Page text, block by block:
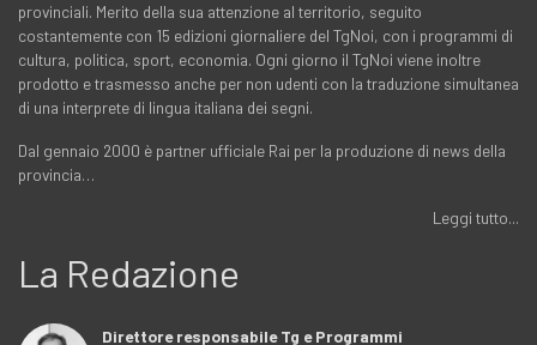
provinciali. Merito della sua attenzione al territorio, seguito
costantemente con 15 edizioni giornaliere del TgNoi, con i programmi di
cultura, politica, sport, economia. Ogni giorno il TgNoi viene inoltre
prodotto e trasmesso anche per non udenti con la traduzione simultanea
di una interprete di lingua italiana dei segni.
Dal gennaio 2000 è partner ufficiale Rai per la produzione di news della
provincia…
Leggi tutto...
La Redazione
Direttore responsabile Tg e Programmi